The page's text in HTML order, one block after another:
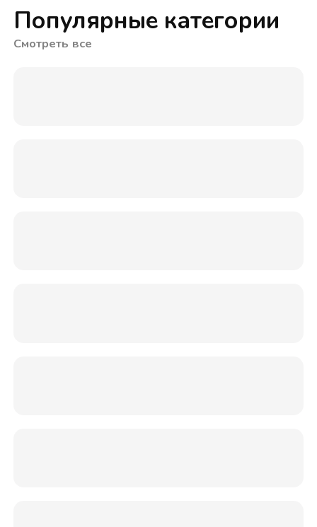
Популярные категории
Смотреть все